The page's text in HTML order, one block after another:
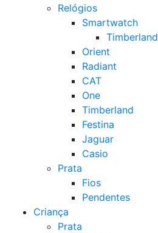
Relógios
Smartwatch
Timberland
Orient
Radiant
CAT
One
Timberland
Festina
Jaguar
Casio
Prata
Fios
Pendentes
Criança
Prata